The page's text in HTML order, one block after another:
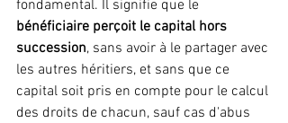
fondamental. Il signifie que le
bénéficiaire perçoit le capital hors
succession, sans avoir à le partager avec
les autres héritiers, et sans que ce
capital soit pris en compte pour le calcul
des droits de chacun, sauf cas d'abus